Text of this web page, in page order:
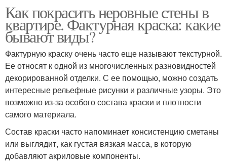
Как покрасить неровные стены в
квартире. Фактурная краска: какие
бывают виды?
Фактурную краску очень часто еще называют текстурной.
Ее относят к одной из многочисленных разновидностей
декорированной отделки. С ее помощью, можно создать
интересные рельефные рисунки и различные узоры. Это
возможно из-за особого состава краски и плотности
самого материала.
Состав краски часто напоминает консистенцию сметаны
или выглядит, как густая вязкая масса, в которую
добавляют акриловые компоненты.